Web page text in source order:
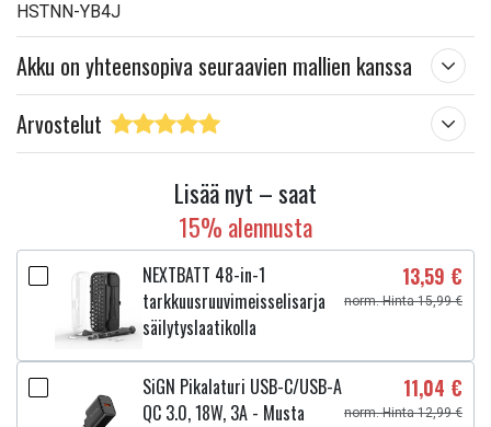
HSTNN-YB4J
Akku on yhteensopiva seuraavien mallien kanssa
Arvostelut
Lisää nyt – saat
15% alennusta
NEXTBATT 48-in-1
tarkkuusruuvimeisselisarja
säilytyslaatikolla
13,59 €
norm. Hinta 15,99 €
SiGN Pikalaturi USB-C/USB-A
QC 3.0, 18W, 3A - Musta
11,04 €
norm. Hinta 12,99 €